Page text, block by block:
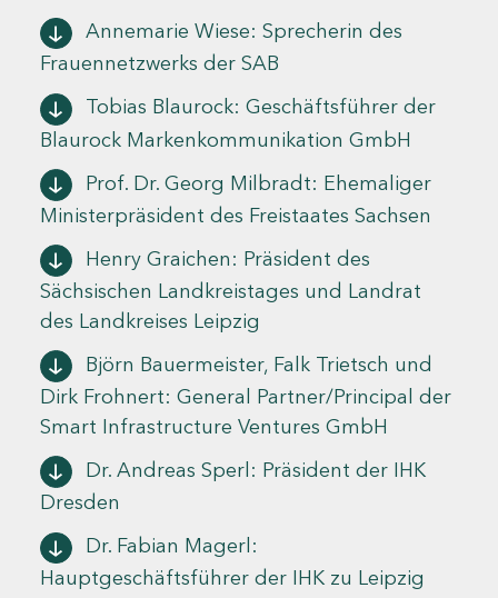
Annemarie Wiese: Sprecherin des
Frauennetzwerks der SAB
Tobias Blaurock: Geschäftsführer der
Blaurock Markenkommunikation GmbH
Prof. Dr. Georg Milbradt: Ehemaliger
Ministerpräsident des Freistaates Sachsen
Henry Graichen: Präsident des
Sächsischen Landkreistages und Landrat
des Landkreises Leipzig
Björn Bauermeister, Falk Trietsch und
Dirk Frohnert: General Partner/Principal der
Smart Infrastructure Ventures GmbH
Dr. Andreas Sperl: Präsident der IHK
Dresden
Dr. Fabian Magerl:
Hauptgeschäftsführer der IHK zu Leipzig